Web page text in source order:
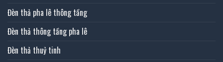
Đèn thả pha lê thông tầng
Đèn thả thông tầng pha lê
Đèn thả thuỷ tinh